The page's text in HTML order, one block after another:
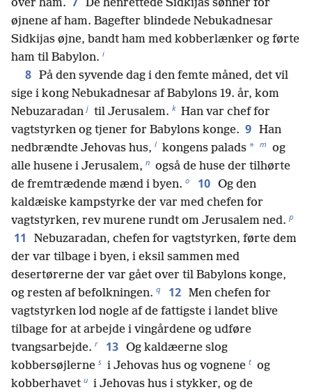
over ham.
De henrettede Sidkijas sønner for
øjnene af ham. Bagefter blindede Nebukadnesar
Sidkijas øjne, bandt ham med kobberlænker og førte
ham til Babylon. i
8 På den syvende dag i den femte måned, det vil
sige i kong Nebukadnesar af Babylons 19. år, kom
Nebuzaradan j til Jerusalem. k Han var chef for
vagtstyrken og tjener for Babylons konge. 9 Han
nedbrændte Jehovas hus, l kongens palads * m og
alle husene i Jerusalem, n også de huse der tilhørte
de fremtrædende mænd i byen. o 10 Og den
kaldæiske kampstyrke der var med chefen for
vagtstyrken, rev murene rundt om Jerusalem ned. p
11
Nebuzaradan, chefen for vagtstyrken, førte dem
der var tilbage i byen, i eksil sammen med
desertørerne der var gået over til Babylons konge,
og resten af befolkningen. q 12 Men chefen for
vagtstyrken lod nogle af de fattigste i landet blive
tilbage for at arbejde i vingårdene og udføre
tvangsarbejde. r 13 Og kaldæerne slog
kobbersøjlerne s i Jehovas hus og vognene t og
kobberhavet u i Jehovas hus i stykker, og de